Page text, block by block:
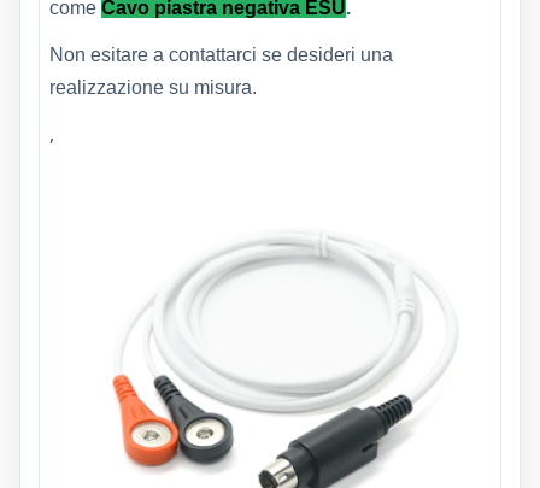
come Cavo piastra negativa ESU.
Non esitare a contattarci se desideri una
realizzazione su misura.
,